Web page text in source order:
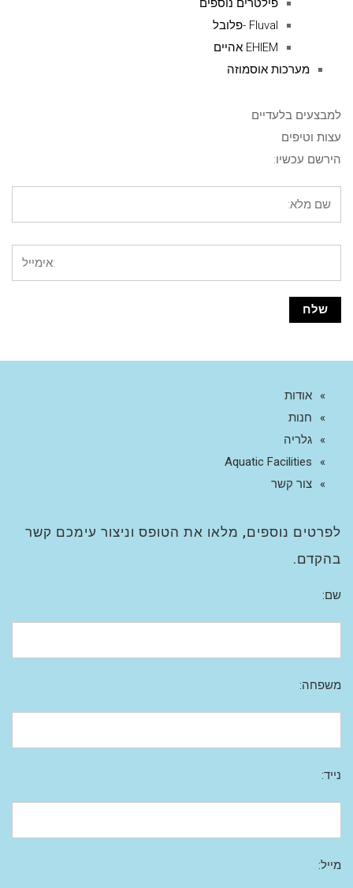
פילטרים נוספים
Fluval -פלובל
EHIEM אהיים
מערכות אוסמוזה
למבצעים בלעדיים
עצות וטיפים
הירשם עכשיו:
אודות
חנות
גלריה
Aquatic Facilities
צור קשר
לפרטים נוספים, מלאו את הטופס וניצור עימכם קשר
בהקדם.
שם:
משפחה:
נייד:
מייל: